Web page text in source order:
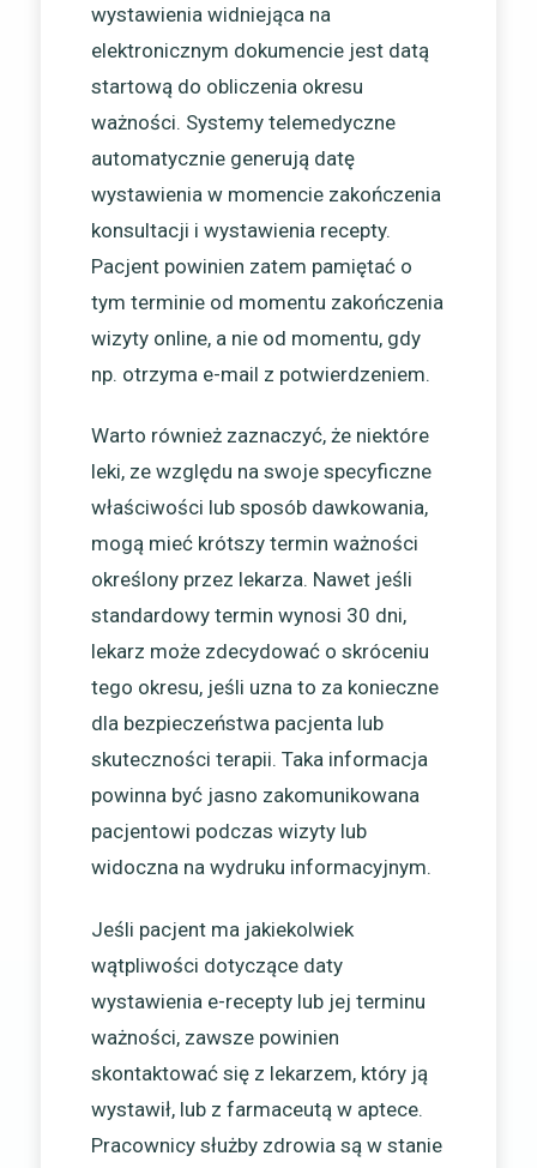
wystawienia widniejąca na
elektronicznym dokumencie jest datą
startową do obliczenia okresu
ważności. Systemy telemedyczne
automatycznie generują datę
wystawienia w momencie zakończenia
konsultacji i wystawienia recepty.
Pacjent powinien zatem pamiętać o
tym terminie od momentu zakończenia
wizyty online, a nie od momentu, gdy
np. otrzyma e-mail z potwierdzeniem.
Warto również zaznaczyć, że niektóre
leki, ze względu na swoje specyficzne
właściwości lub sposób dawkowania,
mogą mieć krótszy termin ważności
określony przez lekarza. Nawet jeśli
standardowy termin wynosi 30 dni,
lekarz może zdecydować o skróceniu
tego okresu, jeśli uzna to za konieczne
dla bezpieczeństwa pacjenta lub
skuteczności terapii. Taka informacja
powinna być jasno zakomunikowana
pacjentowi podczas wizyty lub
widoczna na wydruku informacyjnym.
Jeśli pacjent ma jakiekolwiek
wątpliwości dotyczące daty
wystawienia e-recepty lub jej terminu
ważności, zawsze powinien
skontaktować się z lekarzem, który ją
wystawił, lub z farmaceutą w aptece.
Pracownicy służby zdrowia są w stanie